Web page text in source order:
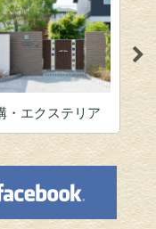
・エクステリア